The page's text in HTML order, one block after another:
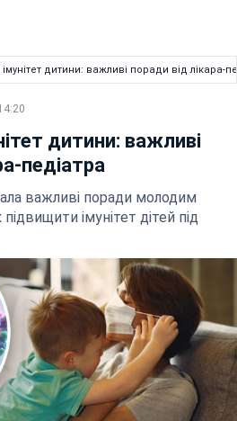
імунітет дитини: важливі поради від лікара-
дитини: важливі
педіатра
важливі поради молодим
імунітет дітей під